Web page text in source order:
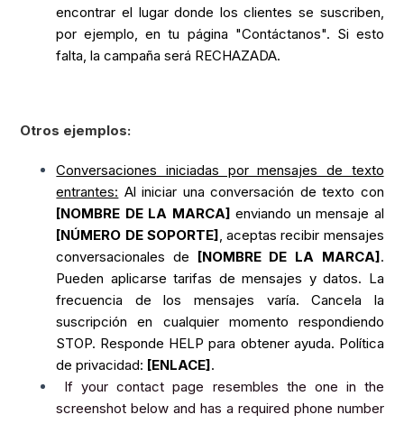
encontrar el lugar donde los clientes se suscriben,
por ejemplo, en tu página "Contáctanos". Si esto
falta, la campaña será RECHAZADA.
Otros ejemplos:
Conversaciones iniciadas por mensajes de texto
entrantes: Al iniciar una conversación de texto con
[NOMBRE DE LA MARCA] enviando un mensaje al
[NÚMERO DE SOPORTE] , aceptas recibir mensajes
conversacionales de [NOMBRE DE LA MARCA].
Pueden aplicarse tarifas de mensajes y datos. La
frecuencia de los mensajes varía. Cancela la
suscripción en cualquier momento respondiendo
STOP. Responde HELP para obtener ayuda. Política
de privacidad: [ENLACE].
If your contact page resembles the one in the
screenshot below and has a required phone number